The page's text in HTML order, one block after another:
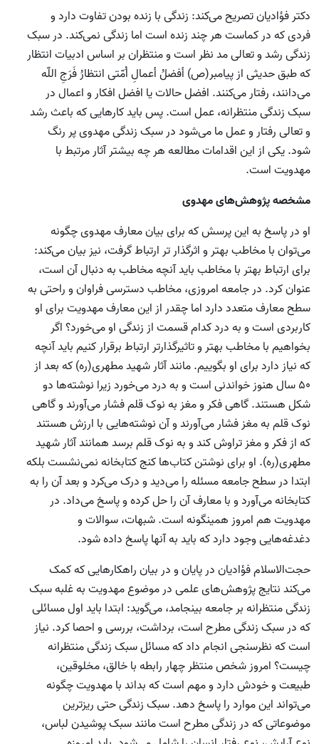
دکتر فؤادیان تصریح می‌کند: زندگی با زنده بودن تفاوت دارد و
فردی که در کماست هر چند زنده است اما زندگی نمی‌کند. در سبک
زندگی رشد و تعالی مد نظر است و منتظران بر اساس ادبیات انتظار
که طبق حدیثی از پیامبر(ص) أفضلُ أعمالِ اُمّتی انتظارُ فَرَجِ اللّه
می‌دانند، رفتار می‌کنند. افضل حالات یا افضل افکار و اعمال در
سبک زندگی منتظرانه، عمل است. پس باید کارهایی که باعث رشد
و تعالی رفتار و عمل ما می‌شود در سبک زندگی مهدوی پر رنگ
شود. یکی از این اقدامات مطالعه هر چه بیشتر آثار مرتبط با
مهدویت است.
مشخصه پژوهش‌های مهدوی
او در پاسخ به این پرسش که برای بیان معارف مهدوی چگونه
می‌توان با مخاطب بهتر و اثرگذار تر ارتباط گرفت، نیز بیان می‌کند:
برای ارتباط بهتر با مخاطب باید آنچه مخاطب به دنبال آن است،
عنوان کرد. در جامعه امروزی، مخاطب دسترسی فراوان و راحتی به
سطح معارف متعدد دارد اما چقدر از این معارف مهدویت برای او
کاربردی است و به درد کدام قسمت از زندگی او می‌خورد؟ اگر
بخواهیم با مخاطب بهتر و تاثیرگذارتر ارتباط برقرار کنیم باید آنچه
که نیاز دارد برای او بگوییم. مانند آثار شهید مطهری(ره) که بعد از
50 سال هنوز خواندنی است و به درد می‌خورد زیرا نوشته‌ها دو
شکل هستند. گاهی فکر و مغز به نوک قلم فشار می‌آورند و گاهی
نوک قلم به مغز فشار می‌آورند و آن نوشته‌هایی با ارزش هستند
که از فکر و مغز تراوش کند و به نوک قلم برسد همانند آثار شهید
مطهری(ره). او برای نوشتن کتاب‌ها کنج کتابخانه نمی‌نشست بلکه
ابتدا در سطح جامعه مسئله را می‌دید و درک می‌کرد و بعد آن را به
کتابخانه می‌آورد و با معارف آن را حل کرده و پاسخ می‌داد. در
مهدویت هم امروز همینگونه است. شبهات، سوالات و
دغدغه‌هایی وجود دارد که باید به آنها پاسخ داده شود.
حجت‌الاسلام فؤادیان در پایان و در بیان راهکارهایی که کمک
می‌کند نتایج پژوهش‌های علمی در موضوع مهدویت به غلبه سبک
زندگی منتظرانه بر جامعه بینجامد، می‌گوید: ابتدا باید اول مسائلی
که در سبک زندگی مطرح است، برداشت، بررسی و احصا کرد. نیاز
است که نظرسنجی انجام داد که مسائل سبک زندگی منتظرانه
چیست؟ امروز شخص منتظر چهار رابطه با خالق، مخلوقین،
طبیعت و خودش دارد و مهم است که بداند با مهدویت چگونه
می‌تواند این موارد را پاسخ دهد. سبک زندگی حتی ریزترین
موضوعاتی که در زندگی مطرح است مانند سبک پوشیدن لباس،